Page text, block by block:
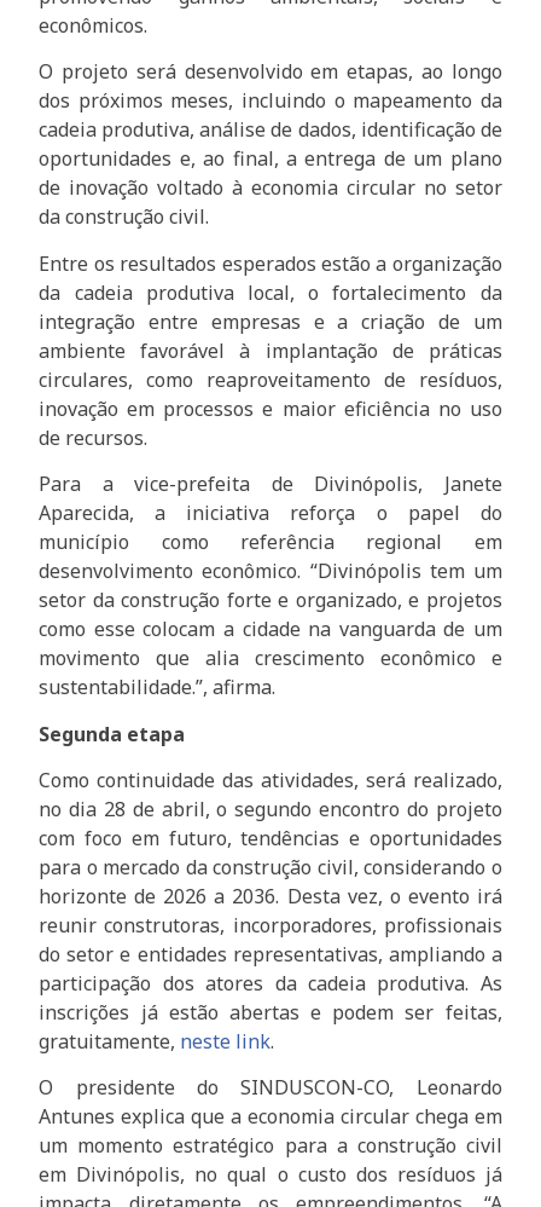
econômicos.
O projeto será desenvolvido em etapas, ao longo
dos próximos meses, incluindo o mapeamento da
cadeia produtiva, análise de dados, identificação de
oportunidades e, ao final, a entrega de um plano
de inovação voltado à economia circular no setor
da construção civil.
Entre os resultados esperados estão a organização
da cadeia produtiva local, o fortalecimento da
integração entre empresas e a criação de um
ambiente favorável à implantação de práticas
circulares, como reaproveitamento de resíduos,
inovação em processos e maior eficiência no uso
de recursos.
Para a vice-prefeita de Divinópolis, Janete
Aparecida, a iniciativa reforça o papel do
município como referência regional em
desenvolvimento econômico. “Divinópolis tem um
setor da construção forte e organizado, e projetos
como esse colocam a cidade na vanguarda de um
movimento que alia crescimento econômico e
sustentabilidade.”, afirma.
Segunda etapa
Como continuidade das atividades, será realizado,
no dia 28 de abril, o segundo encontro do projeto
com foco em futuro, tendências e oportunidades
para o mercado da construção civil, considerando o
horizonte de 2026 a 2036. Desta vez, o evento irá
reunir construtoras, incorporadores, profissionais
do setor e entidades representativas, ampliando a
participação dos atores da cadeia produtiva. As
inscrições já estão abertas e podem ser feitas,
gratuitamente, neste link.
O presidente do SINDUSCON-CO, Leonardo
Antunes explica que a economia circular chega em
um momento estratégico para a construção civil
em Divinópolis, no qual o custo dos resíduos já